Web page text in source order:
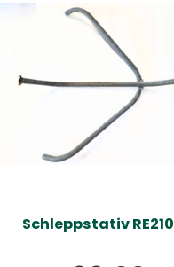
Schleppstativ RE210